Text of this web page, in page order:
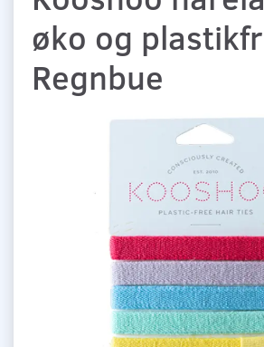
øko og
Regnbue